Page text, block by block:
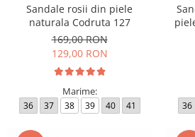
Sandale rosii din piele
naturala Codruta 127
169,00 RON
129,00 RON
Marime:
36 37 38 39 40 41 36